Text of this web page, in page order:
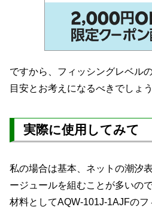
ですから、フィッシングレベル
目安とお考えになるべきでしょう
実際に使用してみて
私の場合は基本、ネットの潮汐
ージュールを組むことが多いの
材料としてAQW-101J-1AJFの